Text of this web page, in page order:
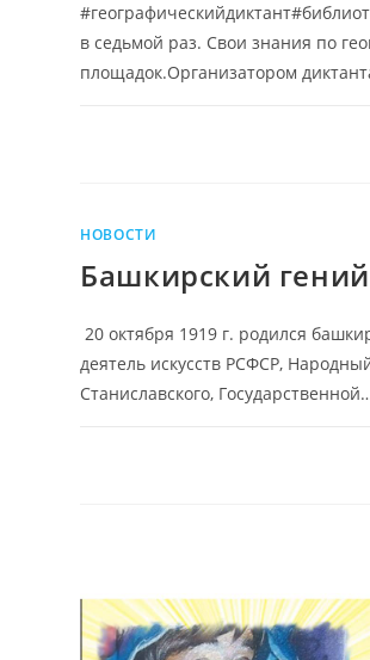
в седьмой раз. Свои знания по
площадок.Организатором
НОВОСТИ
Башкирский
20 октября 1919 г. родился
деятель искусств РСФСР,
Станиславского,